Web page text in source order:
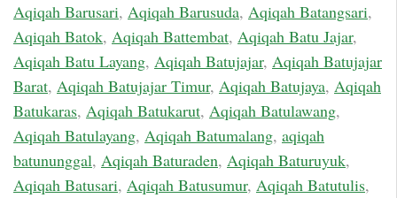
Aqiqah Barusari, Aqiqah Barusuda, Aqiqah Batangsari,
Aqiqah Batok, Aqiqah Battembat, Aqiqah Batu Jajar,
Aqiqah Batu Layang, Aqiqah Batujajar, Aqiqah Batujajar
Barat, Aqiqah Batujajar Timur, Aqiqah Batujaya, Aqiqah
Batukaras, Aqiqah Batukarut, Aqiqah Batulawang,
Aqiqah Batulayang, Aqiqah Batumalang, aqiqah
batununggal, Aqiqah Baturaden, Aqiqah Baturuyuk,
Aqiqah Batusari, Aqiqah Batusumur, Aqiqah Batutulis,